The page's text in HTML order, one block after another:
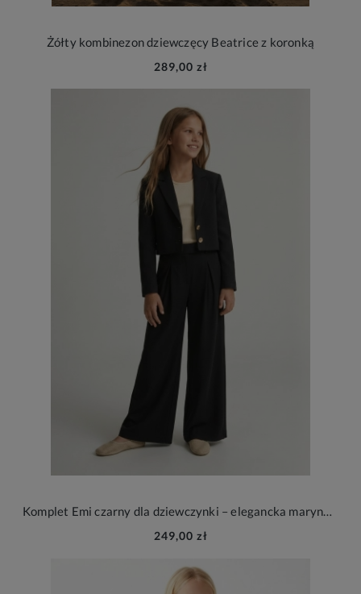
Żółty kombinezon dziewczęcy Beatrice z koronką
289,00 zł
Komplet Emi czarny dla dziewczynki – elegancka marynarka i spodnie na wesele i wyjątkowe okazje
249,00 zł